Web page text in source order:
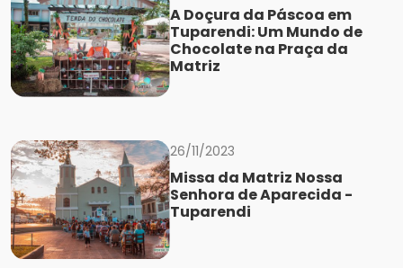
A Doçura da Páscoa em
Tuparendi: Um Mundo de
Chocolate na Praça da
Matriz
26/11/2023
Missa da Matriz Nossa
Senhora de Aparecida -
Tuparendi